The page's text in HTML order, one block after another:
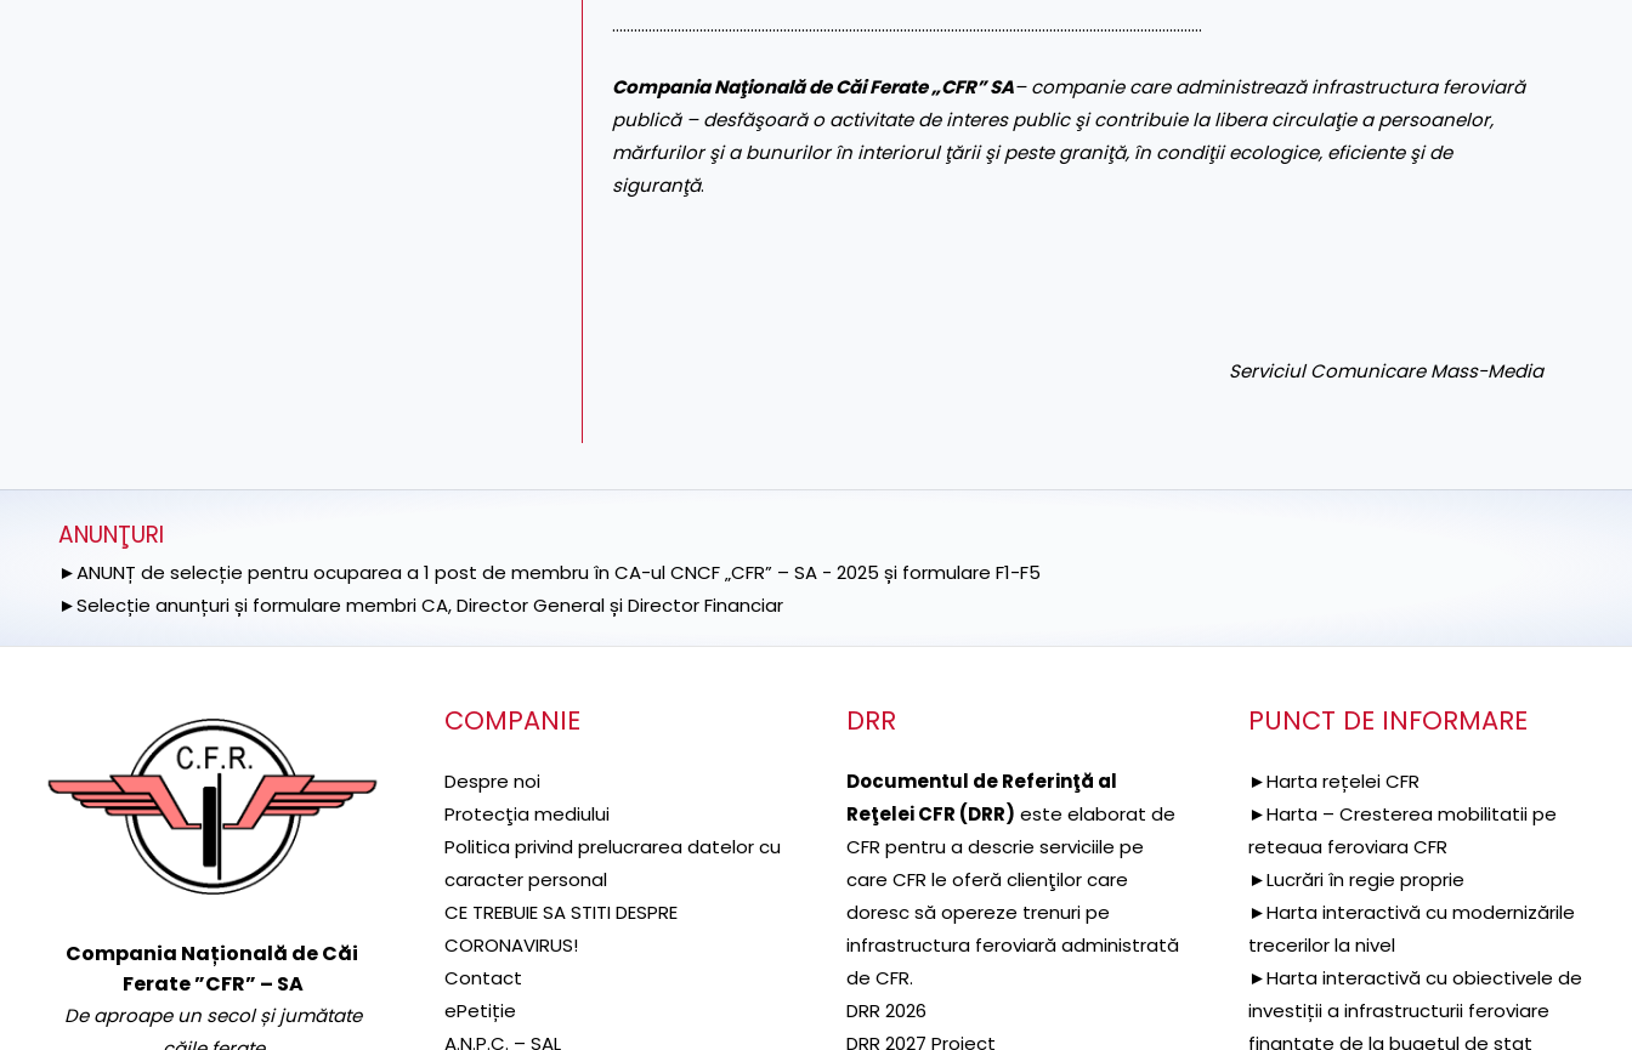
………………………………………………………………………………………………………………………………………………
Compania Naţională de Căi Ferate „CFR” SA– companie care administrează infrastructura feroviară
publică – desfăşoară o activitate de interes public şi contribuie la libera circulaţie a persoanelor,
mărfurilor şi a bunurilor în interiorul ţării şi peste graniţă, în condiţii ecologice, eficiente şi de
siguranţă.
Serviciul Comunicare Mass-Media
ANUNŢURI
►ANUNȚ de selecție pentru ocuparea a 1 post de membru în CA-ul CNCF „CFR” – SA - 2025 și formulare F1-F5
►Selecție anunțuri și formulare membri CA, Director General și Director Financiar
Compania Națională de Căi
Ferate ”CFR” – SA
De aproape un secol și jumătate
COMPANIE
Despre noi
Protecţia mediului
Politica privind prelucrarea datelor cu
caracter personal
CE TREBUIE SA STITI DESPRE
CORONAVIRUS!
Contact
ePetiție
A.N.P.C. – SAL
DRR
Documentul de Referinţă al
Reţelei CFR (DRR) este elaborat de
CFR pentru a descrie serviciile pe
care CFR le oferă clienţilor care
doresc să opereze trenuri pe
infrastructura feroviară administrată
de CFR.
DRR 2026
DRR 2027 Proiect
PUNCT DE INFORMARE
►Harta rețelei CFR
►Harta – Cresterea mobilitatii pe
reteaua feroviara CFR
►Lucrări în regie proprie
►Harta interactivă cu modernizările
trecerilor la nivel
►Harta interactivă cu obiectivele de
investiții a infrastructurii feroviare
finanțate de la bugetul de stat